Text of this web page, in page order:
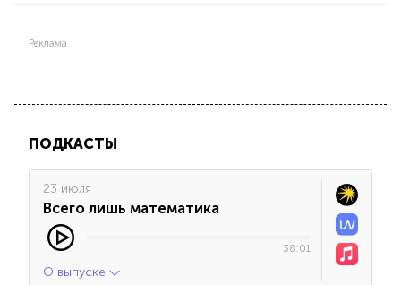
Реклама
ПОДКАСТЫ
23 июля
Всего лишь математика
38:01
О выпуске